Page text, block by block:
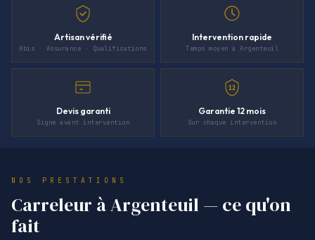
Artisan vérifié
Kbis · Assurance · Qualifications
Intervention rapide
Temps moyen à Argenteuil
Devis garanti
Signé avant intervention
12
Garantie 12 mois
Sur chaque intervention
NOS PRESTATIONS
Carreleur à Argenteuil — ce qu'on
fait